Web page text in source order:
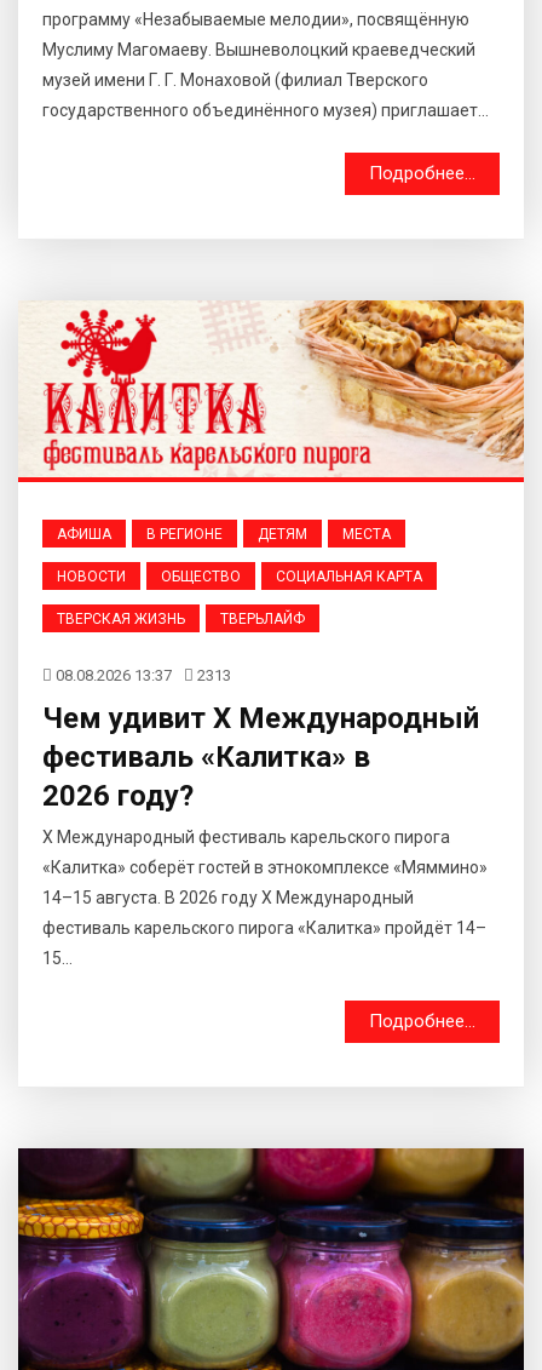
программу «Незабываемые мелодии», посвящённую
Муслиму Магомаеву. Вышневолоцкий краеведческий
музей имени Г. Г. Монаховой (филиал Тверского
государственного объединённого музея) приглашает...
Подробнее...
АФИША В РЕГИОНЕ ДЕТЯМ МЕСТА
НОВОСТИ ОБЩЕСТВО СОЦИАЛЬНАЯ КАРТА
ТВЕРСКАЯ ЖИЗНЬ ТВЕРЬЛАЙФ
08.08.2026 13:37 2313
Чем удивит X Международный
фестиваль «Калитка» в
2026 году?
X Международный фестиваль карельского пирога
«Калитка» соберёт гостей в этнокомплексе «Мяммино»
14–15 августа. В 2026 году X Международный
фестиваль карельского пирога «Калитка» пройдёт 14–
15...
Подробнее...